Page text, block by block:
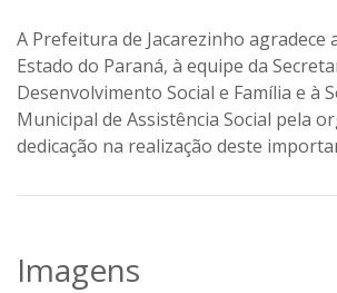
A Prefeitura de Jacarezinho agradece
Estado do Paraná, à equipe da
Desenvolvimento Social e Família e à
Municipal de Assistência Social pela
dedicação na realização deste
Imagens